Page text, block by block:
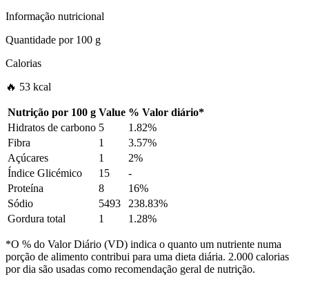
Informação nutricional
Quantidade por100 g
Calorias
🔥 53 kcal
Nutrição por 100 g Value % Valor diário*
Hidratos de carbono 5
1.82%
Fibra
1
3.57%
Açúcares
1
2%
Índice Glicémico
15
-
Proteína
8
16%
Sódio
5493
238.83%
Gordura total
1 1.28%
*O % do Valor Diário (VD) indica o quanto um nutriente numa
porção de alimento contribui para uma dieta diária. 2.000 calorias
por dia são usadas como recomendação geral de nutrição.